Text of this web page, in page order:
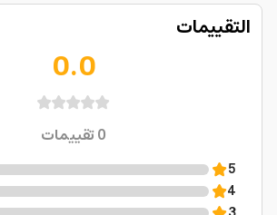
التقييمات
0.0
0تقييمات
5
4